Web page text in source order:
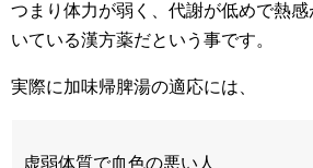
つまり体力が弱く、代謝が低めで熱
いている漢方薬だという事です。
実際に加味帰脾湯の適応には、
虚弱体質で血色の悪い人